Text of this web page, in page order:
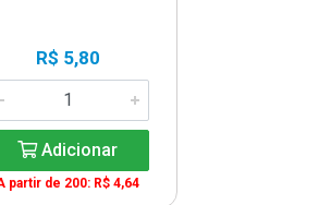
R$ 5,80
Adicionar
partir de 200: R$ 4,64